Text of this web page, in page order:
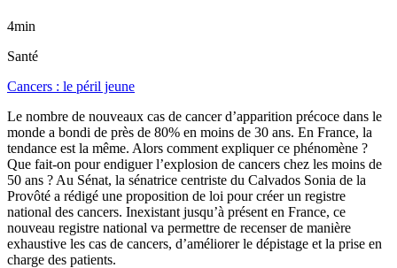
4min
Santé
Cancers : le péril jeune
Le nombre de nouveaux cas de cancer d’apparition précoce dans le
monde a bondi de près de 80% en moins de 30 ans. En France, la
tendance est la même. Alors comment expliquer ce phénomène ?
Que fait-on pour endiguer l’explosion de cancers chez les moins de
50 ans ? Au Sénat, la sénatrice centriste du Calvados Sonia de la
Provôté a rédigé une proposition de loi pour créer un registre
national des cancers. Inexistant jusqu’à présent en France, ce
nouveau registre national va permettre de recenser de manière
exhaustive les cas de cancers, d’améliorer le dépistage et la prise en
charge des patients.